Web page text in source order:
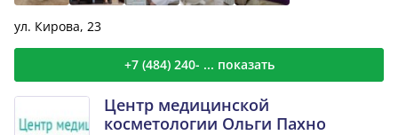
ул. Кирова, 23
+7 (484) 240- ... показать
Центр медицинской
косметологии Ольги Пахно